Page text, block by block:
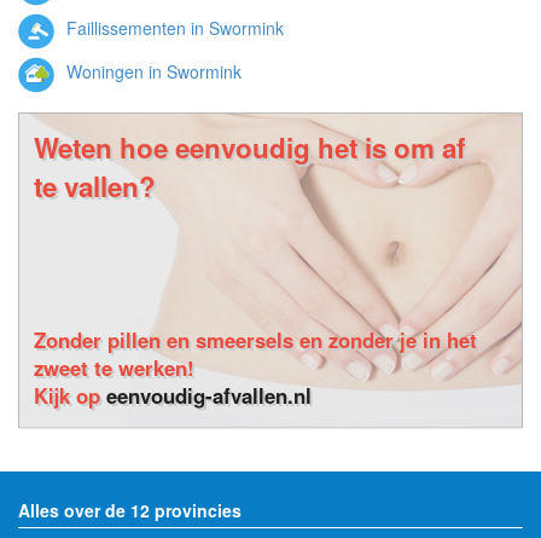
Faillissementen in Swormink
Woningen in Swormink
Weten hoe eenvoudig het is om af
te vallen?
Zonder pillen en smeersels en zonder je in het
zweet te werken!
Kijk opeenvoudig-afvallen.nl
Alles over de 12 provincies